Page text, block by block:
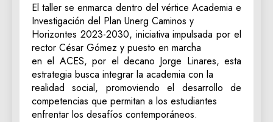
El taller se enmarca dentro del vértice Academia e
Investigación del Plan Unerg Caminos y
Horizontes 2023-2030, iniciativa impulsada por el
rector César Gómez y puesto en marcha
en el ACES, por el decano Jorge Linares, esta
estrategia busca integrar la academia con la
realidad social, promoviendo el desarrollo de
competencias que permitan a los estudiantes
enfrentar los desafíos contemporáneos.